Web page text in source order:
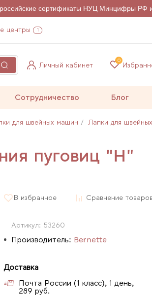
сертификаты НУЦ Минцифры РФ
центры 1
Личный кабинет
0
Сотрудничество Блог
для швейных машин Лапки для
пуговиц "H"
В избранное Сравнение товаров
Артикул: 53260
Производитель: Bernette
Доставка
Почта России (1 класс), 1 день,
289 руб.